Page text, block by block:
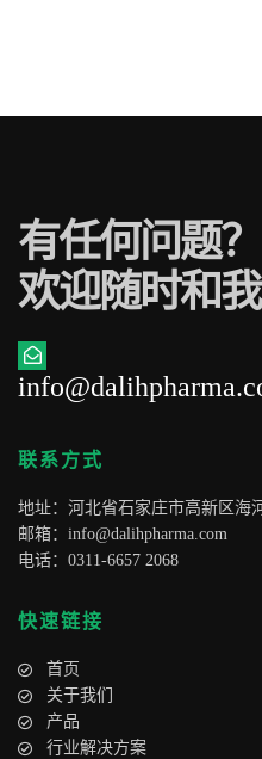
有任何问题？
欢迎随时和
联系方式
地址：河北省石家庄市高新区海
邮箱： info@dalihpharma.com
电话：0311-6657 2068
快速链接
首页
关于我们
产品
行业解决方案